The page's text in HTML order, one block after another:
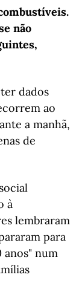
não
dados
ao
a manhã,
de
à
lembraram
para
anos" num